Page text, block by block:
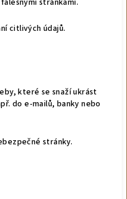
stránkami.
citlivých údajů.
které se snaží ukrást
do e-mailů, banky nebo
stránky.